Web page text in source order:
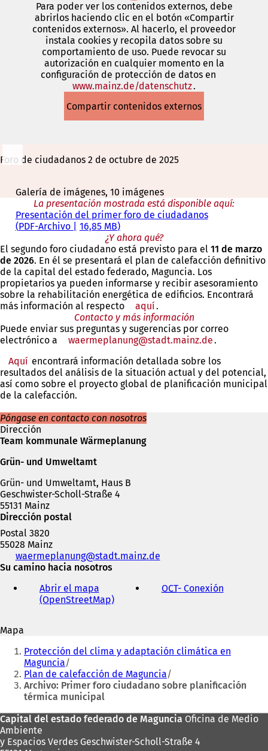
Para poder ver los contenidos externos, debe
abrirlos haciendo clic en el botón «Compartir
contenidos externos». Al hacerlo, el proveedor
instala cookies y recopila datos sobre su
comportamiento de uso. Puede revocar su
autorización en cualquier momento en la
configuración de protección de datos en
www.mainz.de/datenschutz(Se
en
una
.
Compartir contenidos externos
Foro de ciudadanos 2 de octubre de 2025
Galería de imágenes, 10 imágenes
La presentación mostrada está disponible aquí:
Presentación del primer foro de ciudadanos
PDF-Archivo
16,85 MB
¿Y ahora qué?
El segundo foro ciudadano está previsto para el 11 de marzo
de 2026. En él se presentará el plan de calefacción definitivo
de la capital del estado federado, Maguncia. Los
propietarios ya pueden informarse y recibir asesoramiento
sobre la rehabilitación energética de edificios. Encontrará
más información al respecto
aquí.
Contacto y más información
Puede enviar sus preguntas y sugerencias por correo
electrónico a
waermeplanung stadt.mainz de.
Aquí (Se
abre
en
una
pestaña)
encontrará información detallada sobre los
resultados del análisis de la situación actual y del potencial,
así como sobre el proyecto global de planificación municipal
de la calefacción.
Póngase en contacto con nosotros
Dirección
Team kommunale Wärmeplanung
Grün- und Umweltamt
Grün- und Umweltamt, Haus B
Geschwister-Scholl-Straße 4
55131 Mainz
Dirección postal
Postal 3820
55028 Mainz
Teléfono,
fax
dirección
electrónico
waermeplanung stadt.mainz de
Su camino hacia nosotros
Abrir el mapa
(OpenStreetMap)(
r
e
e
n
n
a
n
u
OCT- Conexión
e
u
a
n
Mapa
Estás
aquí:
Protección del clima y adaptación climática en
Maguncia
Plan de calefacción de Maguncia
Archivo: Primer foro ciudadano sobre planificación
térmica municipal
Zona
de
Capital del estado federado de Maguncia Oficina de Medio
Ambiente
y Espacios Verdes Geschwister-Scholl-Straße 4